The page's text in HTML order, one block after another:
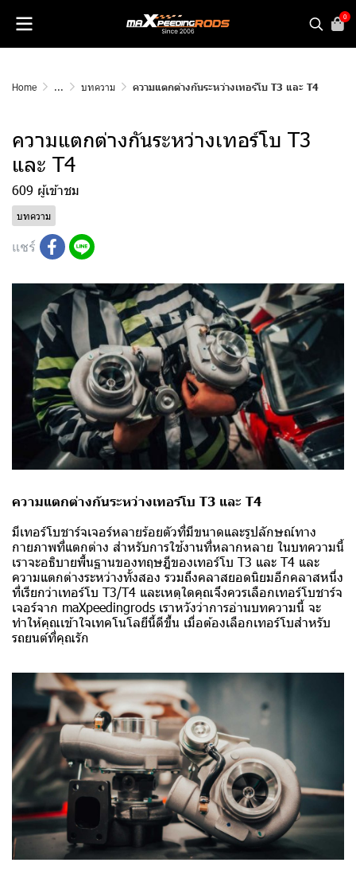
0
Home ... บทความ ความแตกต่างกันระหว่างเทอร์โบ T3 และ T4
ความแตกต่างกันระหว่างเทอร์โบ T3
และ T4
609 ผู้เข้าชม
บทความ
แชร์
ความแตกต่างกันระหว่างเทอร์โบ T3 และ T4
มีเทอร์โบชาร์จเจอร์หลายร้อยตัวที่มีขนาดและรูปลักษณ์ทาง
กายภาพที่แตกต่าง สำหรับการใช้งานที่หลากหลาย ในบทความนี้
เราจะอธิบายพื้นฐานของทฤษฎีของเทอร์โบ T3 และ T4 และ
ความแตกต่างระหว่างทั้งสอง รวมถึงคลาสยอดนิยมอีกคลาสหนึ่ง
ที่เรียกว่าเทอร์โบ T3/T4 และเหตุใดคุณจึงควรเลือกเทอร์โบชาร์จ
เจอร์จาก maXpeedingrods เราหวังว่าการอ่านบทความนี้ จะ
ทำให้คุณเข้าใจเทคโนโลยีนี้ดีขึ้น เมื่อต้องเลือกเทอร์โบสำหรับ
รถยนต์ที่คุณรัก